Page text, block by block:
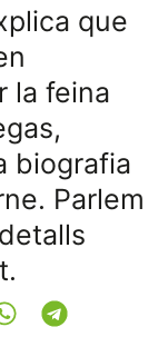
que
la feina
biografia
Parlem